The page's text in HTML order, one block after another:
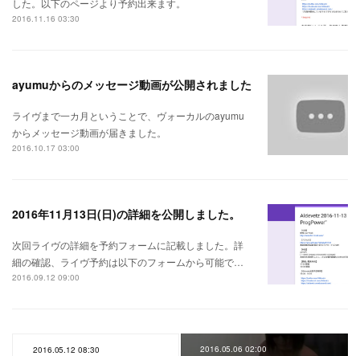
した。以下のページより予約出来ます。
2016.11.16 03:30
ayumuからのメッセージ動画が公開されました
ライヴまで一カ月ということで、ヴォーカルのayumu
からメッセージ動画が届きました。
2016.10.17 03:00
2016年11月13日(日)の詳細を公開しました。
次回ライヴの詳細を予約フォームに記載しました。詳
細の確認、ライヴ予約は以下のフォームから可能で…
2016.09.12 09:00
2016.05.12 08:30 2016.05.06 02:00